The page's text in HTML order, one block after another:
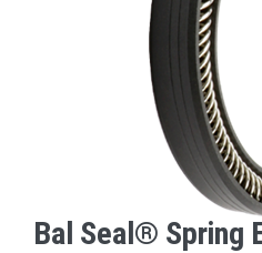
Bal Seal® Spring